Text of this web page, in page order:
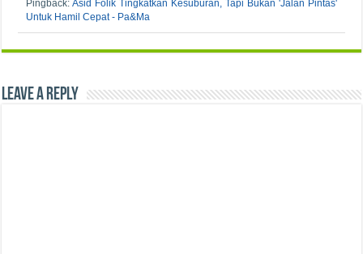
Pingback:Asid Folik Tingkatkan Kesuburan, Tapi Bukan 'Jalan Pintas'
Untuk Hamil Cepat - Pa&Ma
Leave a Reply